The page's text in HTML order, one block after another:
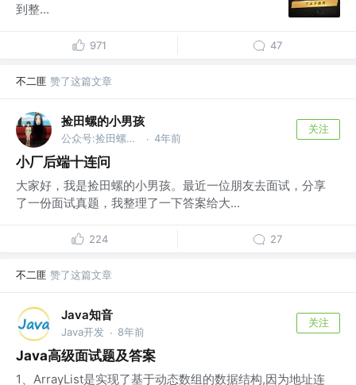
到整...
971 47
不二匪 赞了这篇文章
捡田螺的小男孩
公众号:捡田螺的小男孩 · 4年前
关注
小厂后端十连问
大家好，我是捡田螺的小男孩。最近一位朋友去面试，分享
了一份面试真题，我整理了一下答案给大...
224 27
不二匪 赞了这篇文章
Java知音
Java开发 · 8年前
关注
Java高级面试题及答案
1、ArrayList是实现了基于动态数组的数据结构,因为地址连